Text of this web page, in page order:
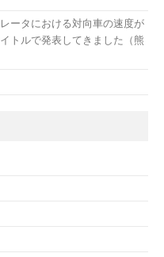
ータにおける対向車の速度が
トルで発表してきました（熊